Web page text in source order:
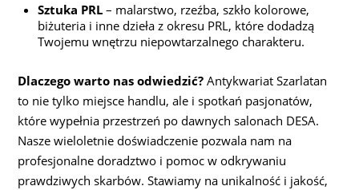
Sztuka PRL– malarstwo, rzeźba, szkło kolorowe,
biżuteria i inne dzieła z okresu PRL, które dodadzą
Twojemu wnętrzu niepowtarzalnego charakteru.
Dlaczego warto nas odwiedzić? Antykwariat Szarlatan
to nie tylko miejsce handlu, ale i spotkań pasjonatów,
które wypełnia przestrzeń po dawnych salonach DESA.
Nasze wieloletnie doświadczenie pozwala nam na
profesjonalne doradztwo i pomoc w odkrywaniu
prawdziwych skarbów. Stawiamy na unikalność i jakość,